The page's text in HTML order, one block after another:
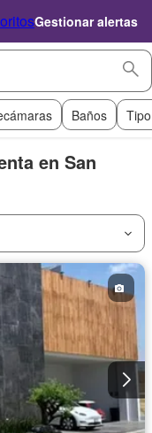
Gestionar alertas
Baños
en San